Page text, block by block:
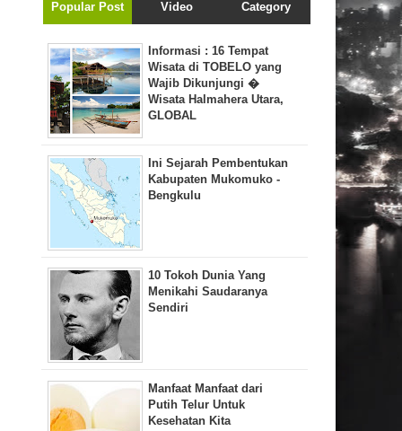
Popular Post Video Category
Informasi : 16 Tempat
Wisata di TOBELO yang
Wajib Dikunjungi �
Wisata Halmahera Utara,
GLOBAL
Ini Sejarah Pembentukan
Kabupaten Mukomuko -
Bengkulu
10 Tokoh Dunia Yang
Menikahi Saudaranya
Sendiri
Manfaat Manfaat dari
Putih Telur Untuk
Kesehatan Kita